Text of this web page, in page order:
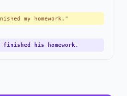
my homework."
his homework.